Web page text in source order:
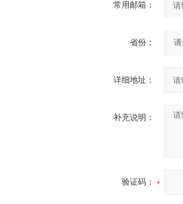
常用邮箱：
省份：
详细地址：
补充说明：
验证码：